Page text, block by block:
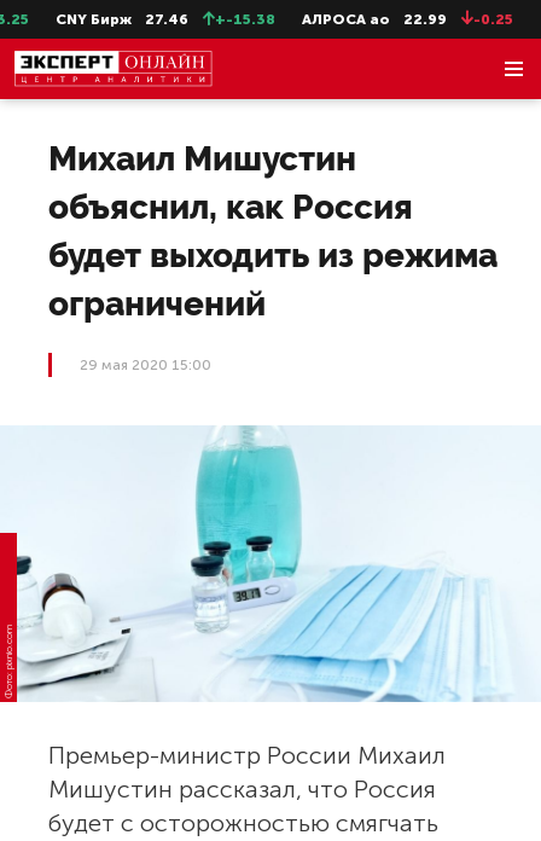
CNY Бирж 27.46 +-15.38 АЛРОСА ао 22.99 -0.25
Михаил Мишустин
объяснил, как Россия
будет выходить из режима
ограничений
29 мая 2020 15:00
Фото: pixnio.com
Премьер-министр России Михаил
Мишустин рассказал, что Россия
будет с осторожностью смягчать